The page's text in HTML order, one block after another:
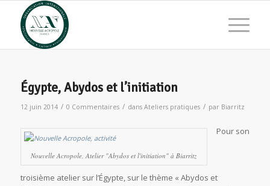
Égypte, Abydos et l’initiation
12 juin 2014 / 0 Commentaires / dans Ateliers pratiques / par Biarritz
Nouvelle Acropole, Atelier "Abydos et l'initiation" à Biarritz
Pour son
troisième atelier sur l’Égypte, sur le thème « Abydos et